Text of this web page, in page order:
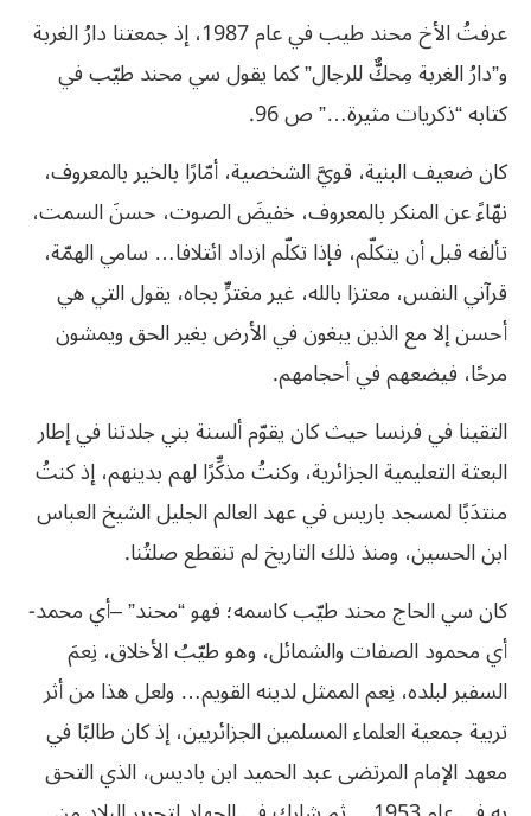
عرفتُ الأخ محند طيب في عام 1987، إذ جمعتنا دارُ الغربة
و”دارُ الغربة مِحكٌّ للرجال” كما يقول سي محند طيّب في
كتابه “ذكريات مثيرة…” ص 96.
كان ضعيف البنية، قويَّ الشخصية، أمّارًا بالخير بالمعروف،
نهّاءً عن المنكر بالمعروف، خفيضَ الصوت، حسنَ السمت،
تألفه قبل أن يتكلّم، فإذا تكلّم ازداد ائتلافا… سامي الهمّة،
قرآني النفس، معتزا بالله، غير مغترٍّ بجاه، يقول التي هي
أحسن إلا مع الذين يبغون في الأرض بغير الحق ويمشون
مرحًا، فيضعهم في أحجامهم.
التقينا في فرنسا حيث كان يقوّم ألسنة بني جلدتنا في إطار
البعثة التعليمية الجزائرية، وكنتُ مذكِّرًا لهم بدينهم، إذ كنتُ
منتدَبًا لمسجد باريس في عهد العالم الجليل الشيخ العباس
ابن الحسين، ومنذ ذلك التاريخ لم تنقطع صلتُنا.
كان سي الحاج محند طيّب كاسمه؛ فهو “محند” –أي محمد-
أي محمود الصفات والشمائل، وهو طيّبُ الأخلاق، نِعمَ
السفير لبلده، نِعم الممثل لدينه القويم… ولعل هذا من أثر
تربية جمعية العلماء المسلمين الجزائريين، إذ كان طالبًا في
معهد الإمام المرتضى عبد الحميد ابن باديس، الذي التحق